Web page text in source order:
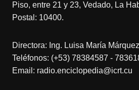
Piso, entre 21 y 23, Vedado, La
Postal: 10400.
Directora: Ing. Luisa María
Teléfonos: (+53) 78384587 -
Email: radio.enciclopedia@icrt.cu